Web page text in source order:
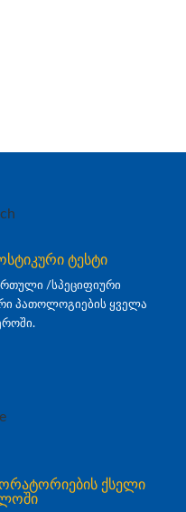
ტესტი
/სპეციფიური
პათოლოგიების ყველა
ქსელი